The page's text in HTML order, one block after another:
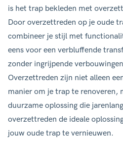
is het trap bekleden met
Door overzettreden op je oude
combineer je stijl met
eens voor een verbluffende
zonder ingrijpende
Overzettreden zijn niet alleen
manier om je trap te renoveren,
duurzame oplossing die
overzettreden de ideale
jouw oude trap te vernieuwen.